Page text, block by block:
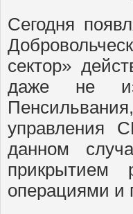
Сегодня
сектор»
даже не
управления
данном
прикрытием
операциями и